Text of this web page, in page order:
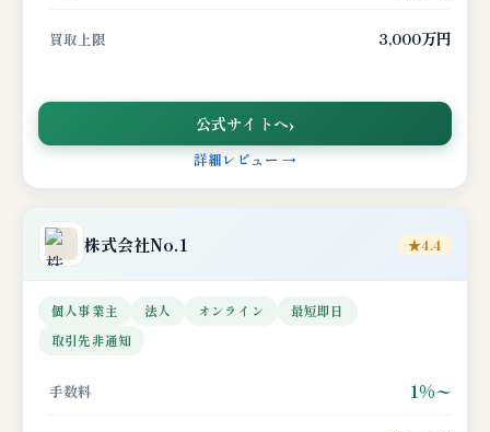
買取上限 3,000万円
公式サイトへ
詳細レビュー →
株式会社No.1 ★4.4
個人事業主 法人 オンライン
最短即日
取引先非通知
手数料 1%〜